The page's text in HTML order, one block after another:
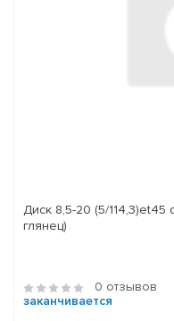
Диск 8,5-20 (5/114,3)et45
глянец)
0 отзывов
заканчивается